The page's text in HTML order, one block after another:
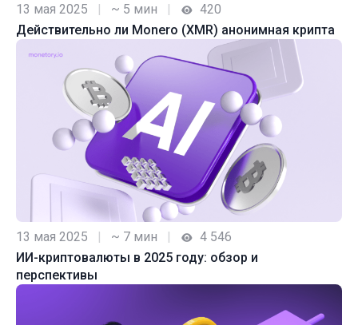
13 мая 2025 | ~ 5 мин |
420
Действительно ли Monero (XMR) анонимная крипта
13 мая 2025 | ~ 7 мин |
4 546
ИИ-криптовалюты в 2025 году: обзор и
перспективы